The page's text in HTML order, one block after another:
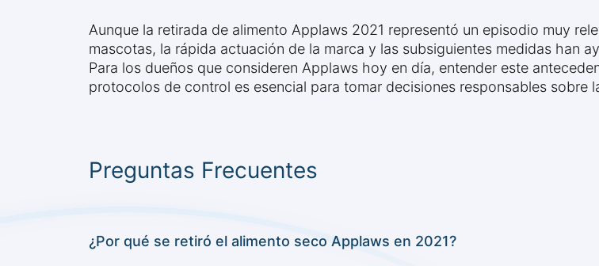
Aunque la retirada de alimento Applaws 2021 representó un episodio muy
mascotas, la rápida actuación de la marca y las subsiguientes medidas han
Para los dueños que consideren Applaws hoy en día, entender este
protocolos de control es esencial para tomar decisiones responsables sobre
Preguntas Frecuentes
¿Por qué se retiró el alimento seco Applaws en 2021?